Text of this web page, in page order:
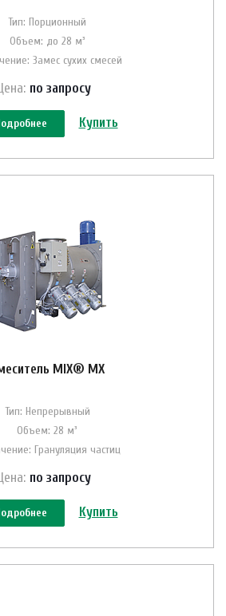
Тип: Порционный
Объем: до 28 м³
Замес сухих смесей
по запросу
Купить
MIX® MX
Тип: Непрерывный
Объем: 28 м³
Грануляция частиц
по запросу
Купить